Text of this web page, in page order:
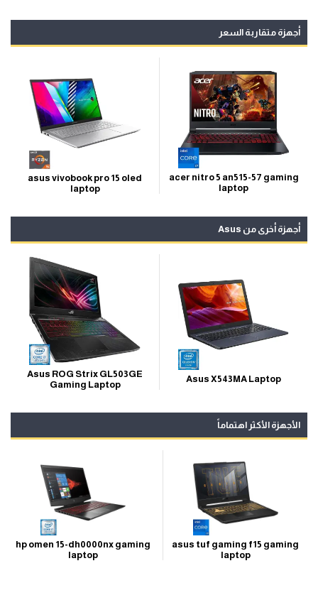
أجهزة متقاربة السعر
acer nitro 5 an515-57 gaming
laptop
asus vivobook pro 15 oled
laptop
أجهزة أخرى من Asus
Asus X543MA Laptop
Asus ROG Strix GL503GE
Gaming Laptop
الأجهزة الأكثر اهتماماً
asus tuf gaming f15 gaming
laptop
hp omen 15-dh0000nx gaming
laptop